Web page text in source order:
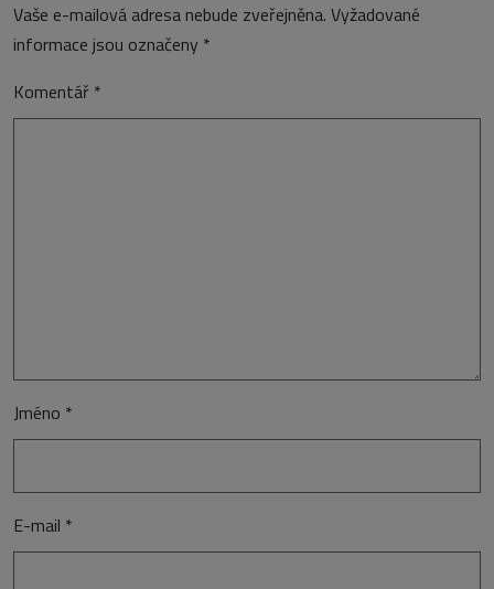
Vaše e-mailová adresa nebude zveřejněna. Vyžadované
informace jsou označeny *
Komentář *
Jméno *
E-mail *